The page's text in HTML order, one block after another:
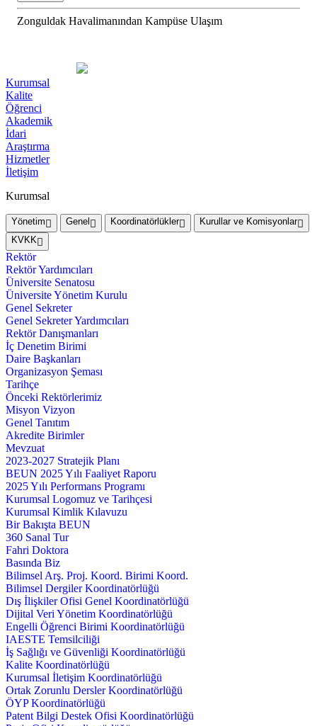
Zonguldak Havalimanından Kampüse Ulaşım
Kurumsal
Kalite
Öğrenci
Akademik
İdari
Araştırma
Hizmetler
İletişim
Kurumsal
Yönetim Genel Koordinatörlükler
Kurullar ve Komisyonlar
KVKK
Rektör
Rektör Yardımcıları
Üniversite Senatosu
Üniversite Yönetim Kurulu
Genel Sekreter
Genel Sekreter Yardımcıları
Rektör Danışmanları
İç Denetim Birimi
Daire Başkanları
Organizasyon Şeması
Tarihçe
Önceki Rektörlerimiz
Misyon Vizyon
Genel Tanıtım
Akredite Birimler
Mevzuat
2023-2027 Stratejik Planı
BEUN 2025 Yılı Faaliyet Raporu
2025 Yılı Performans Programı
Kurumsal Logomuz ve Tarihçesi
Kurumsal Kimlik Kılavuzu
Bir Bakışta BEUN
360 Sanal Tur
Fahri Doktora
Basında Biz
Bilimsel Arş. Proj. Koord. Birimi Koord.
Bilimsel Dergiler Koordinatörlüğü
Dış İlişkiler Ofisi Genel Koordinatörlüğü
Dijital Veri Yönetim Koordinatörlüğü
Engelli Öğrenci Birimi Koordinatörlüğü
IAESTE Temsilciliği
İş Sağlığı ve Güvenliği Koordinatörlüğü
Kalite Koordinatörlüğü
Kurumsal İletişim Koordinatörlüğü
Ortak Zorunlu Dersler Koordinatörlüğü
ÖYP Koordinatörlüğü
Patent Bilgi Destek Ofisi Koordinatörlüğü